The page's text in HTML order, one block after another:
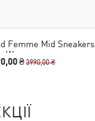
Femme Mid Sneakers
Women
₴3990,00 ₴